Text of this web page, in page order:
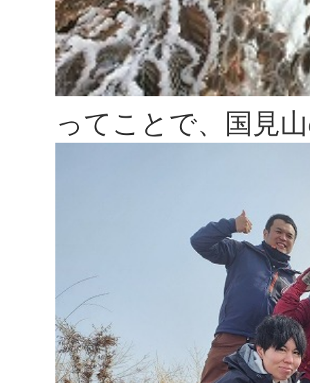
ってことで、国見